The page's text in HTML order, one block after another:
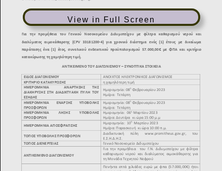
View in Full Screen